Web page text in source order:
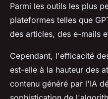
Parmi les outils les plus
plateformes telles que
des articles, des e-mails
Cependant, l'efficacité
est-elle à la hauteur des
contenu généré par l'IA